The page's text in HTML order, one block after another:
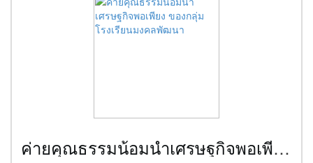
ค่ายคุณธรรมน้อมนำเศรษฐกิจพอเพียง ของกลุ่มโรงเรียนมงคลพัฒนา